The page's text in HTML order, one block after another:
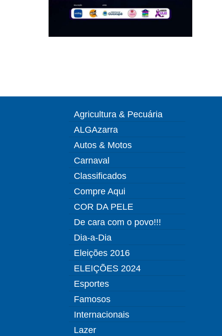
Agricultura & Pecuária
ALGAzarra
Autos & Motos
Carnaval
Classificados
Compre Aqui
COR DA PELE
De cara com o povo!!!
Dia-a-Dia
Eleições 2016
ELEIÇÕES 2024
Esportes
Famosos
Internacionais
Lazer